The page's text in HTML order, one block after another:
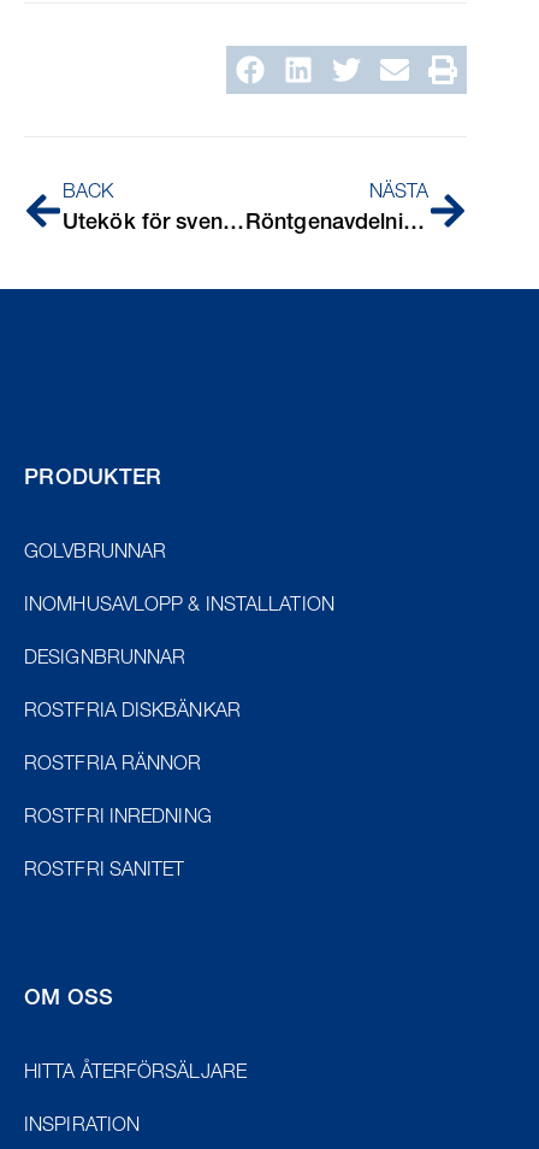
BACK
Utekök för svensk sommar
NÄSTA
Röntgenavdelning länssjukhuset i Jönköping
PRODUKTER
GOLVBRUNNAR
INOMHUSAVLOPP & INSTALLATION
DESIGNBRUNNAR
ROSTFRIA DISKBÄNKAR
ROSTFRIA RÄNNOR
ROSTFRI INREDNING
ROSTFRI SANITET
OM OSS
HITTA ÅTERFÖRSÄLJARE
INSPIRATION